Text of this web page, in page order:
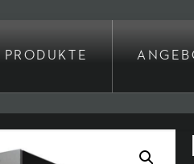
PRODUKTE